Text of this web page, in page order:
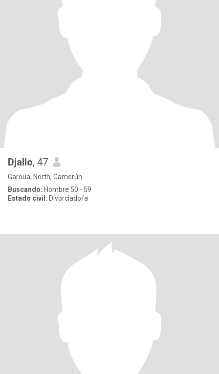
Djallo, 47
Garoua, North, Camerún
Buscando: Hombre 50 - 59
Estado civil: Divorciado/a